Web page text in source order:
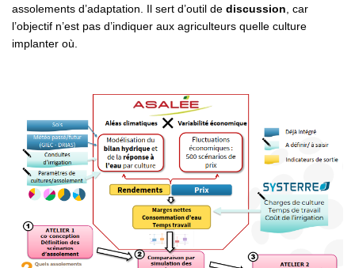
assolements d’adaptation. Il sert d’outil de discussion , car
l’objectif n’est pas d’indiquer aux agriculteurs quelle culture
implanter où.